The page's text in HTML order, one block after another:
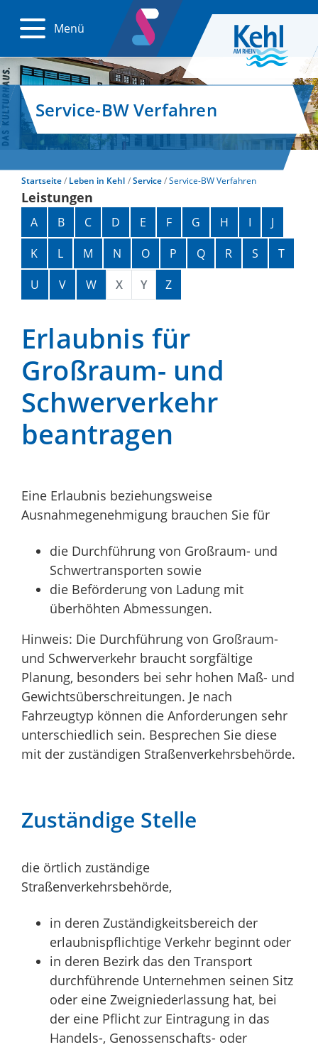
Menü
Service-BW Verfahren
Startseite Leben in Kehl Service Service-BW Verfahren
Leistungen
Alphabetisches Register überspringen
A B C D E F G H I
J
K
L M N O P Q R S
T
U
V W X Y Z
Erlaubnis für
Großraum- und
Schwerverkehr
beantragen
Eine Erlaubnis beziehungsweise
Ausnahmegenehmigung brauchen Sie für
die Durchführung von Großraum- und
Schwertransporten sowie
die Beförderung von Ladung mit
überhöhten Abmessungen.
Hinweis: Die Durchführung von Großraum-
und Schwerverkehr braucht sorgfältige
Planung, besonders bei sehr hohen Maß- und
Gewichtsüberschreitungen. Je nach
Fahrzeugtyp können die Anforderungen sehr
unterschiedlich sein. Besprechen Sie diese
mit der zuständigen Straßenverkehrsbehörde.
Zuständige Stelle
die örtlich zuständige
Straßenverkehrsbehörde,
in deren Zuständigkeitsbereich der
erlaubnispflichtige Verkehr beginnt oder
in deren Bezirk das den Transport
durchführende Unternehmen seinen Sitz
oder eine Zweigniederlassung hat, bei
der eine Pflicht zur Eintragung in das
Handels-, Genossenschafts- oder